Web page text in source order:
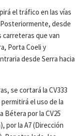
el tráfico en las vías
Posteriormente, desde
carreteras que van
Porta Coeli y
desde Serra hacia
se cortará la CV333
el uso de la
Bétera por la CV25
por la A7 (Dirección